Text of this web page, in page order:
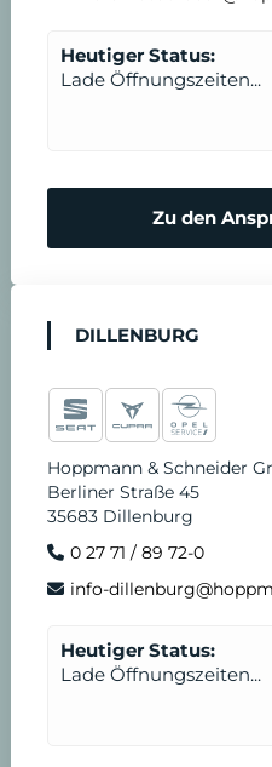
Heutiger Status:
Lade Öffnungszeiten...
Zu den
DILLENBURG
Hoppmann & Schneider
Berliner Straße 45
35683 Dillenburg
0 27 71 / 89 72-0
info-
Heutiger Status:
Lade Öffnungszeiten...